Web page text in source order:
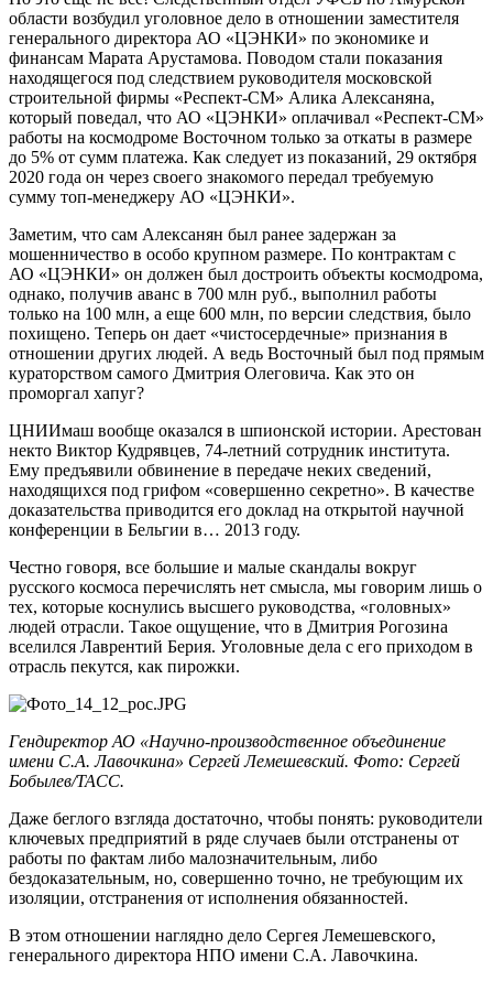
области возбудил уголовное дело в отношении заместителя
генерального директора АО «ЦЭНКИ» по экономике и
финансам Марата Арустамова. Поводом стали показания
находящегося под следствием руководителя московской
строительной фирмы «Респект-СМ» Алика Алексаняна,
который поведал, что АО «ЦЭНКИ» оплачивал «Респект-СМ»
работы на космодроме Восточном только за откаты в размере
до 5% от сумм платежа. Как следует из показаний, 29 октября
2020 года он через своего знакомого передал требуемую
сумму топ-менеджеру АО «ЦЭНКИ».
Заметим, что сам Алексанян был ранее задержан за
мошенничество в особо крупном размере. По контрактам с
АО «ЦЭНКИ» он должен был достроить объекты космодрома,
однако, получив аванс в 700 млн руб., выполнил работы
только на 100 млн, а еще 600 млн, по версии следствия, было
похищено. Теперь он дает «чистосердечные» признания в
отношении других людей. А ведь Восточный был под прямым
кураторством самого Дмитрия Олеговича. Как это он
проморгал хапуг?
ЦНИИмаш вообще оказался в шпионской истории. Арестован
некто Виктор Кудрявцев, 74-летний сотрудник института.
Ему предъявили обвинение в передаче неких сведений,
находящихся под грифом «совершенно секретно». В качестве
доказательства приводится его доклад на открытой научной
конференции в Бельгии в… 2013 году.
Честно говоря, все большие и малые скандалы вокруг
русского космоса перечислять нет смысла, мы говорим лишь о
тех, которые коснулись высшего руководства, «головных»
людей отрасли. Такое ощущение, что в Дмитрия Рогозина
вселился Лаврентий Берия. Уголовные дела с его приходом в
отрасль пекутся, как пирожки.
Гендиректор АО «Научно-производственное объединение
имени С.А. Лавочкина» Сергей Лемешевский. Фото: Сергей
Бобылев/ТАСС.
Даже беглого взгляда достаточно, чтобы понять: руководители
ключевых предприятий в ряде случаев были отстранены от
работы по фактам либо малозначительным, либо
бездоказательным, но, совершенно точно, не требующим их
изоляции, отстранения от исполнения обязанностей.
В этом отношении наглядно дело Сергея Лемешевского,
генерального директора НПО имени С.А. Лавочкина.